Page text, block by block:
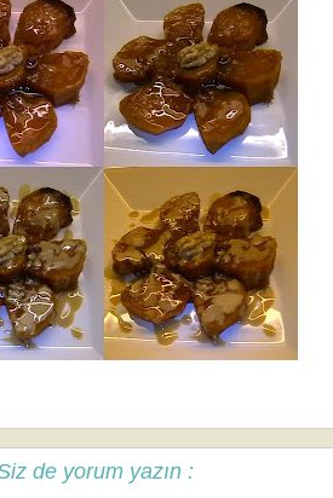
de yorum yazın :